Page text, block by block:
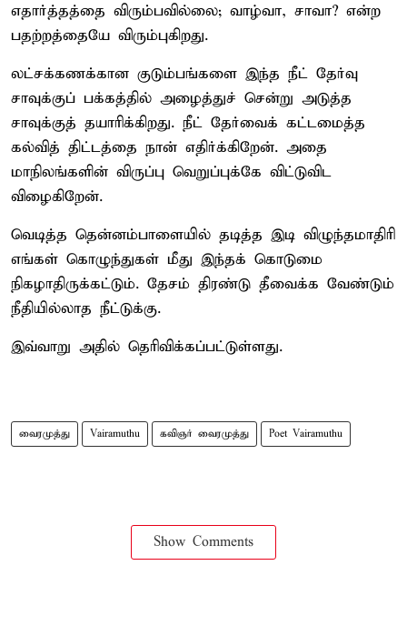
எதார்த்தத்தை விரும்பவில்லை; வாழ்வா, சாவா? என்ற
பதற்றத்தையே விரும்புகிறது.
லட்சக்கணக்கான குடும்பங்களை இந்த நீட் தேர்வு
சாவுக்குப் பக்கத்தில் அழைத்துச் சென்று அடுத்த
சாவுக்குத் தயாரிக்கிறது. நீட் தேர்வைக் கட்டமைத்த
கல்வித் திட்டத்தை நான் எதிர்க்கிறேன். அதை
மாநிலங்களின் விருப்பு வெறுப்புக்கே விட்டுவிட
விழைகிறேன்.
வெடித்த தென்னம்பாளையில் தடித்த இடி விழுந்தமாதிரி
எங்கள் கொழுந்துகள் மீது இந்தக் கொடுமை
நிகழாதிருக்கட்டும். தேசம் திரண்டு தீவைக்க வேண்டும்
நீதியில்லாத நீட்டுக்கு.
இவ்வாறு அதில் தெரிவிக்கப்பட்டுள்ளது.
வைரமுத்து Vairamuthu கவிஞர் வைரமுத்து Poet Vairamuthu
Show Comments